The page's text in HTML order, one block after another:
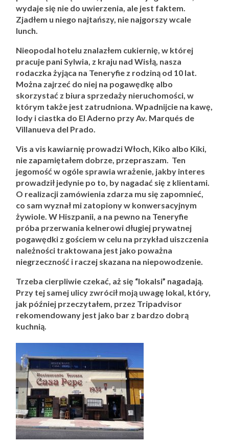
wydaje się nie do uwierzenia, ale jest faktem.
Zjadłem u niego najtańszy, nie najgorszy wcale
lunch.
Nieopodal hotelu znalazłem cukiernię, w której
pracuje pani Sylwia, z kraju nad Wisłą, nasza
rodaczka żyjąca na Teneryfie z rodziną od 10 lat.
Można zajrzeć do niej na pogawędkę albo
skorzystać z biura sprzedaży nieruchomości, w
którym także jest zatrudniona. Wpadnijcie na kawę,
lody i ciastka do El Aderno przy Av. Marqués de
Villanueva del Prado.
Vis a vis kawiarnię prowadzi Włoch, Kiko albo Kiki,
nie zapamiętałem dobrze, przepraszam. Ten
jegomość w ogóle sprawia wrażenie, jakby interes
prowadził jedynie po to, by nagadać się z klientami.
O realizacji zamówienia zdarza mu się zapomnieć,
co sam wyznał mi zatopiony w konwersacyjnym
żywiole. W Hiszpanii, a na pewno na Teneryfie
próba przerwania kelnerowi długiej prywatnej
pogawędki z gościem w celu na przykład uiszczenia
należności traktowana jest jako poważna
niegrzeczność i raczej skazana na niepowodzenie.
Trzeba cierpliwie czekać, aż się “lokalsi” nagadają.
Przy tej samej ulicy zwrócił moją uwagę lokal, który,
jak później przeczytałem, przez Tripadvisor
rekomendowany jest jako bar z bardzo dobrą
kuchnią.